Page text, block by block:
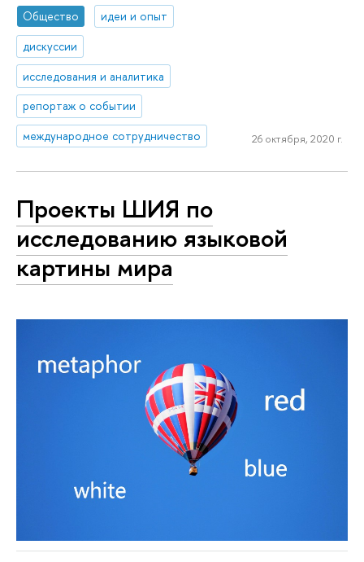
Общество
идеи и опыт
дискуссии
исследования и аналитика
репортаж о событии
международное сотрудничество
26 октября, 2020 г.
Проекты ШИЯ по
исследованию языковой
картины мира